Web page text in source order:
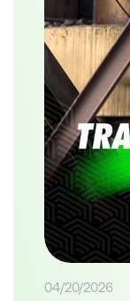
04/20/2026